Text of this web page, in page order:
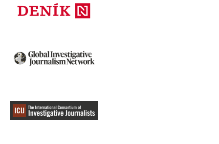
nesledují a případy nevyšetřují. Podle zprávy
FATF přitom nelegálním obchodem se zvířaty
přesná data neznámá. Jednotlivé orgány, které
spolupráce je i mezi jednotlivými zeměmi.